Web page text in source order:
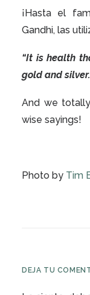
¡Hasta el
Gandhi, las
“It is health
gold and
And we
wise sayings!
Photo by Tim
DEJA TU